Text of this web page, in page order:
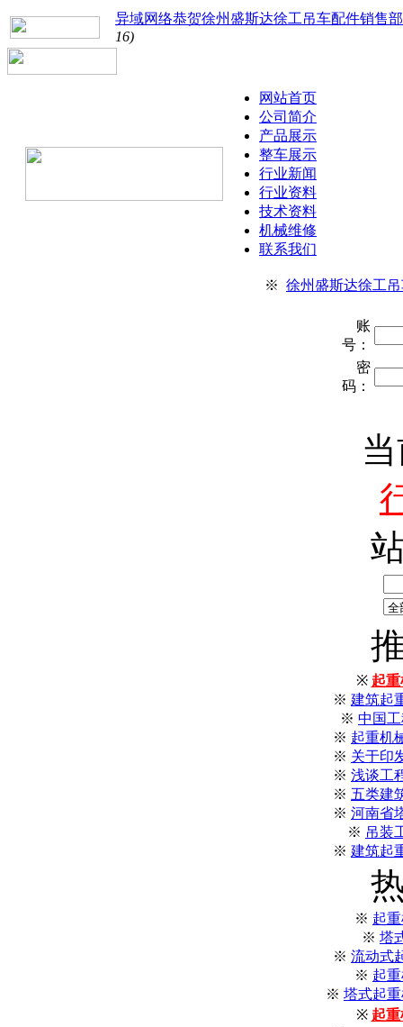
异域网络恭贺徐州盛斯达徐工吊车配件销售
16)
网站首页
公司简介
产品展示
整车展示
行业新闻
行业资料
技术资料
机械维修
联系我们
※ 徐州盛斯达徐工
账
号：
密
码：
※ 起
※ 建筑起
※ 中国
※ 起重机
※ 关于印
※ 浅谈工
※ 五类建
※ 河南省
※ 吊装
※ 建筑起
※ 起
※ 塔
※ 流动式
※ 起
※ 塔式起
※ 起